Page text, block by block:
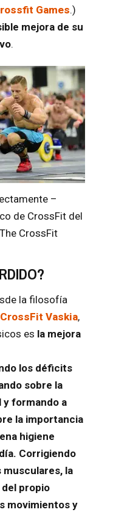
Games.)
mejora de su
.
–
de CrossFit del
CrossFit
la filosofía
CrossFit Vaskia,
es la mejora
los déficits
sobre la
formando a
la importancia
higiene
Corrigiendo
musculares, la
propio
movimientos y